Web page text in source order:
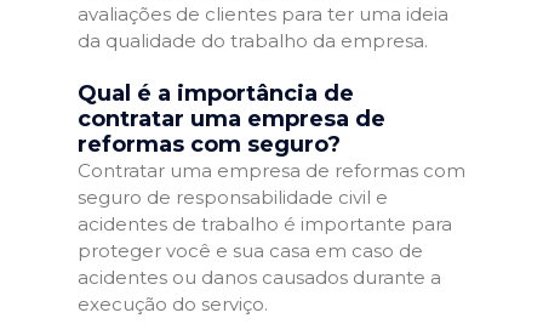
avaliações de clientes para ter uma ideia
da qualidade do trabalho da empresa.
Qual é a importância de
contratar uma empresa de
reformas com seguro?
Contratar uma empresa de reformas com
seguro de responsabilidade civil e
acidentes de trabalho é importante para
proteger você e sua casa em caso de
acidentes ou danos causados durante a
execução do serviço.